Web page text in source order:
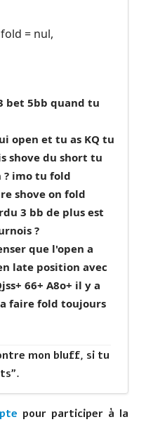
= nul,
bet 5bb quand tu
open et tu as KQ tu
shove du short tu
? imo tu fold
shove on fold
3 bb de plus est
?
que l'open a
late position avec
66+ A8o+ il y a
faire fold toujours
mon bluff, si tu
pour participer à la